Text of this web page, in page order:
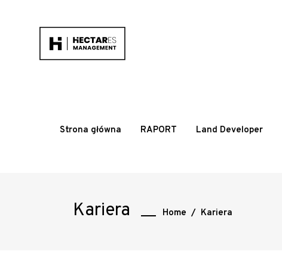
Strona główna RAPORT Land Developer
Kariera Home / Kariera